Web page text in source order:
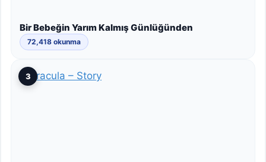
Bir Bebeğin Yarım Kalmış Günlüğünden
72,418 okunma
3